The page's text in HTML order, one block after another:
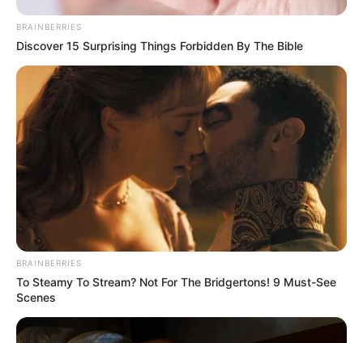
BRAINBERRIES
Discover 15 Surprising Things Forbidden By The Bible
BRAINBERRIES
To Steamy To Stream? Not For The Bridgertons! 9 Must-See
Scenes